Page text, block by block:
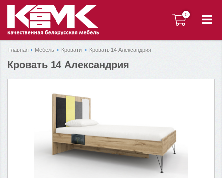
0
0
Главная Мебель Кровати Кровать 14 Александрия
Кровать 14 Александрия